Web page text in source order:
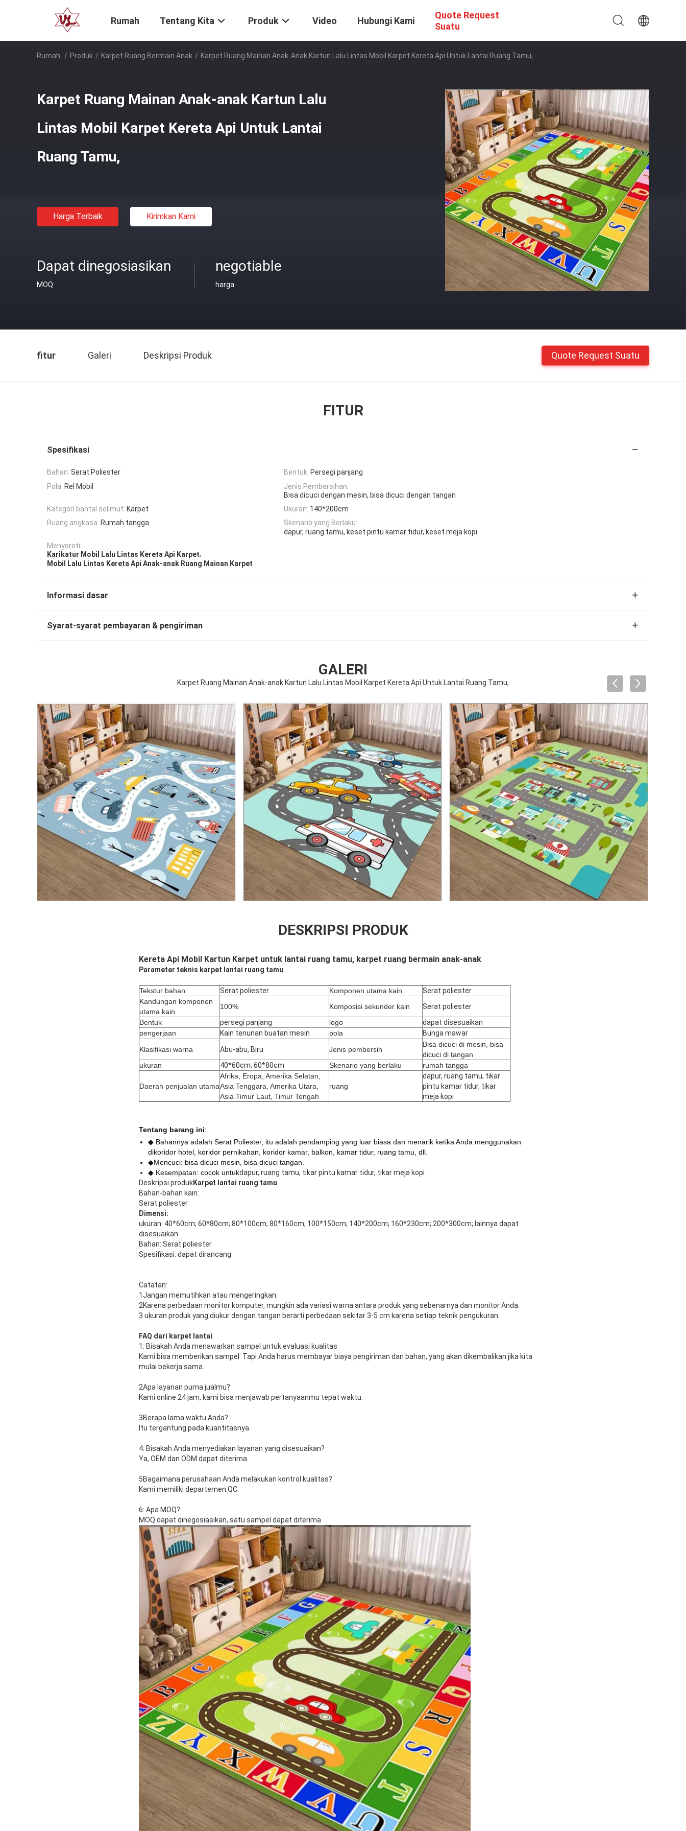
Rumah Tentang Kita Produk Video Hubungi Kami
Quote Request
Suatu
Rumah / Produk / Karpet Ruang Bermain Anak / Karpet Ruang Mainan Anak-Anak Kartun Lalu Lintas Mobil Karpet Kereta Api Untuk Lantai Ruang Tamu,
Karpet Ruang Mainan Anak-anak Kartun Lalu
Lintas Mobil Karpet Kereta Api Untuk Lantai
Ruang Tamu,
Harga Terbaik Kirimkan Kami
Dapat dinegosiasikan
MOQ
negotiable
harga
fitur Galeri Deskripsi Produk Quote Request Suatu
FITUR
Spesifikasi
Bahan: Serat Poliester Bentuk: Persegi panjang
Pola: Rel Mobil
Jenis Pembersihan:
Bisa dicuci dengan mesin, bisa dicuci dengan tangan
Kategori bantal selimut: Karpet Ukuran: 140*200cm
Ruang angkasa: Rumah tangga
Skenario yang Berlaku:
dapur, ruang tamu, keset pintu kamar tidur, keset meja kopi
Menyoroti:
Karikatur Mobil Lalu Lintas Kereta Api Karpet,
Mobil Lalu Lintas Kereta Api Anak-anak Ruang Mainan Karpet
Informasi dasar
Syarat-syarat pembayaran & pengiriman
GALERI
Karpet Ruang Mainan Anak-anak Kartun Lalu Lintas Mobil Karpet Kereta Api Untuk Lantai Ruang Tamu,
DESKRIPSI PRODUK
Kereta Api Mobil Kartun Karpet untuk lantai ruang tamu, karpet ruang bermain anak-anak
Parameter teknis karpet lantai ruang tamu
Tekstur bahan Serat poliester Komponen utama kain
Serat poliester
Kandungan komponen
utama kain
100% Komposisi sekunder kain
Serat poliester
Bentuk
persegi panjang logo
dapat disesuaikan
pengerjaan
Kain tenunan buatan mesin pola
Bunga mawar
Klasifikasi warna
Abu-abu, Biru Jenis pembersih
Bisa dicuci di mesin, bisa
dicuci di tangan
ukuran
40*60cm; 60*80cm Skenario yang berlaku rumah tangga
Daerah penjualan utama
Afrika, Eropa, Amerika Selatan,
Asia Tenggara, Amerika Utara,
Asia Timur Laut, Timur Tengah
ruang
dapur, ruang tamu, tikar
pintu kamar tidur, tikar
meja kopi
Tentang barang ini:
◆ Bahannya adalah Serat Poliester , itu adalah pendamping yang luar biasa dan menarik ketika Anda menggunakan
dikoridor hotel, koridor pernikahan, koridor kamar, balkon, kamar tidur, ruang tamu, dll.
◆Mencuci: bisa dicuci mesin, bisa dicuci tangan.
◆ Kesempatan: cocok untukdapur, ruang tamu, tikar pintu kamar tidur, tikar meja kopi
Deskripsi produkKarpet lantai ruang tamu
Bahan-bahan kain:
Serat poliester
Dimensi:
ukuran: 40*60cm; 60*80cm; 80*100cm; 80*160cm; 100*150cm; 140*200cm; 160*230cm; 200*300cm; lainnya dapat
disesuaikan
Bahan: Serat poliester
Spesifikasi: dapat dirancang
Catatan:
1Jangan memutihkan atau mengeringkan.
2Karena perbedaan monitor komputer, mungkin ada variasi warna antara produk yang sebenarnya dan monitor Anda.
3 ukuran produk yang diukur dengan tangan berarti perbedaan sekitar 3-5 cm karena setiap teknik pengukuran.
FAQ dari karpet lantai:
1: Bisakah Anda menawarkan sampel untuk evaluasi kualitas
Kami bisa memberikan sampel. Tapi Anda harus membayar biaya pengiriman dan bahan, yang akan dikembalikan jika kita
mulai bekerja sama.
2Apa layanan purna jualmu?
Kami online 24 jam, kami bisa menjawab pertanyaanmu tepat waktu.
3Berapa lama waktu Anda?
Itu tergantung pada kuantitasnya.
4: Bisakah Anda menyediakan layanan yang disesuaikan?
Ya, OEM dan ODM dapat diterima
5Bagaimana perusahaan Anda melakukan kontrol kualitas?
Kami memiliki departemen QC.
6: Apa MOQ?
MOQ dapat dinegosiasikan, satu sampel dapat diterima